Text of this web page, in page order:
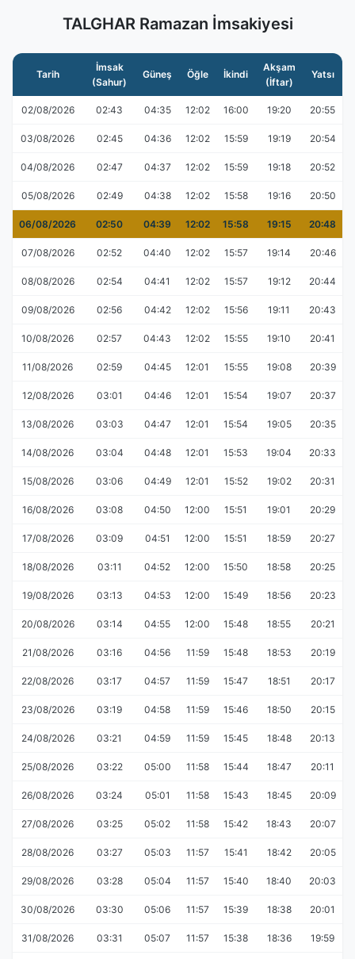
TALGHAR Ramazan İmsakiyesi
Tarih
İmsak
(Sahur)
Güneş Öğle İkindi
Akşam
(İftar)
Yatsı
02/08/2026 02:43 04:35 12:02 16:00 19:20 20:55
03/08/2026 02:45 04:36 12:02 15:59 19:19 20:54
04/08/2026 02:47 04:37 12:02 15:59 19:18 20:52
05/08/2026 02:49 04:38 12:02 15:58 19:16 20:50
06/08/2026 02:50 04:39 12:02 15:58 19:15 20:48
07/08/2026 02:52 04:40 12:02 15:57 19:14 20:46
08/08/2026 02:54 04:41 12:02 15:57 19:12 20:44
09/08/2026 02:56 04:42 12:02 15:56 19:11 20:43
10/08/2026 02:57 04:43 12:02 15:55 19:10 20:41
11/08/2026 02:59 04:45 12:01 15:55 19:08 20:39
12/08/2026 03:01 04:46 12:01 15:54 19:07 20:37
13/08/2026 03:03 04:47 12:01 15:54 19:05 20:35
14/08/2026 03:04 04:48 12:01 15:53 19:04 20:33
15/08/2026 03:06 04:49 12:01 15:52 19:02 20:31
16/08/2026 03:08 04:50 12:00 15:51 19:01 20:29
17/08/2026 03:09 04:51 12:00 15:51 18:59 20:27
18/08/2026 03:11 04:52 12:00 15:50 18:58 20:25
19/08/2026 03:13 04:53 12:00 15:49 18:56 20:23
20/08/2026 03:14 04:55 12:00 15:48 18:55 20:21
21/08/2026 03:16 04:56 11:59 15:48 18:53 20:19
22/08/2026 03:17 04:57 11:59 15:47 18:51 20:17
23/08/2026 03:19 04:58 11:59 15:46 18:50 20:15
24/08/2026 03:21 04:59 11:59 15:45 18:48 20:13
25/08/2026 03:22 05:00 11:58 15:44 18:47 20:11
26/08/2026 03:24 05:01 11:58 15:43 18:45 20:09
27/08/2026 03:25 05:02 11:58 15:42 18:43 20:07
28/08/2026 03:27 05:03 11:57 15:41 18:42 20:05
29/08/2026 03:28 05:04 11:57 15:40 18:40 20:03
30/08/2026 03:30 05:06 11:57 15:39 18:38 20:01
31/08/2026 03:31 05:07 11:57 15:38 18:36 19:59